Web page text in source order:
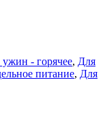
- горячее, Для
питание, Для